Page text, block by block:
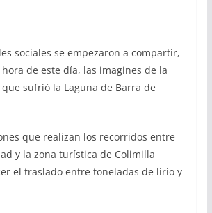
sociales se empezaron a compartir,
de este día, las imagines de la
sufrió la Laguna de Barra de
que realizan los recorridos entre
y la zona turística de Colimilla
el traslado entre toneladas de lirio y